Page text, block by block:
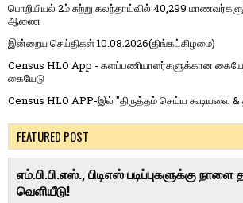
பொறியியல் 2ம் சுற்று கலந்தாய்வில் 40,299
ஆணை
இன்றைய செய்திகள் 10.08.2026(திங்கட்கிழமை)
Census HLO App - களப்பணியாளர்களுக்கான
கையேடு
Census HLO APP-இல் "திருத்தம் செய்ய கூடியவை &
FEATURED POST
எம்.பி.பி.எஸ்., பிடிஎஸ் படிப்புகளுக்கு நாளை
வெளியீடு!